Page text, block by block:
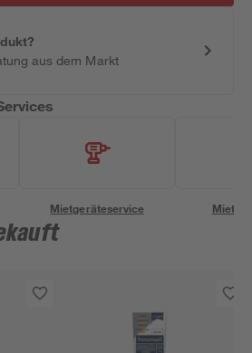
aus dem Markt
Mietgeräteservice